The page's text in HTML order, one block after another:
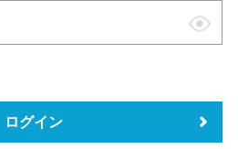
表
替
ログイン